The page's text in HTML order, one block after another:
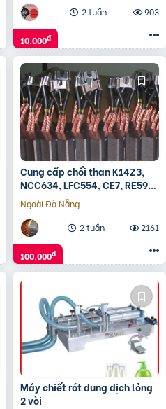
2 tuần
903
10.000đ
Cung cấp chổi than K14Z3,
NCC634, LFC554, CE7, RE59…
Ngoài Đà Nẵng
2 tuần
2161
100.000đ
Máy chiết rót dung dịch lỏng
2 vòi